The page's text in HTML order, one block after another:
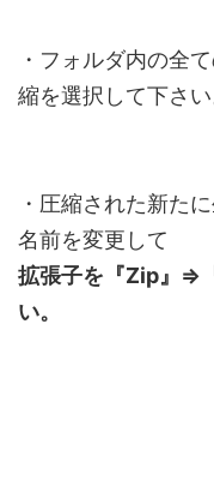
・フォルダ内の全
縮を選択して下さい
・圧縮された新た
名前を変更して
拡張子を『Zip』⇒
い。